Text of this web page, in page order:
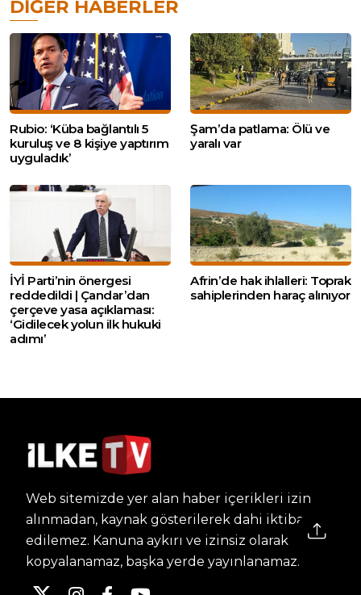
DIĞER HABERLER
Rubio: ‘Küba bağlantılı 5
kuruluş ve 8 kişiye yaptırım
uyguladık’
Şam’da patlama: Ölü ve
yaralı var
İYİ Parti’nin önergesi
reddedildi | Çandar’dan
çerçeve yasa açıklaması:
‘Gidilecek yolun ilk hukuki
adımı’
Afrin’de hak ihlalleri: Toprak
sahiplerinden haraç alınıyor
Web sitemizde yer alan haber içerikleri izin
alınmadan, kaynak gösterilerek dahi iktibas
edilemez. Kanuna aykırı ve izinsiz olarak
kopyalanamaz, başka yerde yayınlanamaz.